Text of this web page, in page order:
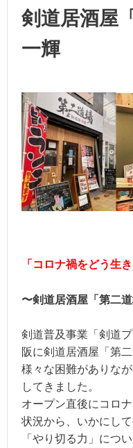
剣道居酒屋
一輝
「コロナ禍をどう生き
〜剣道居酒屋「第二
剣道普及事業「剣道
阪に剣道居酒屋「第
様々な困難がありな
してきました。
オープン直後にコロ
状況から、いかにし
「やり切る力」につ